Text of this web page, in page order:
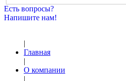
Есть вопросы?
Напишите нам!
|
Главная
|
О компании
|